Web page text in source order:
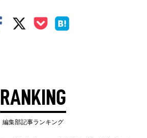
RANKING
編集部記事ランキング